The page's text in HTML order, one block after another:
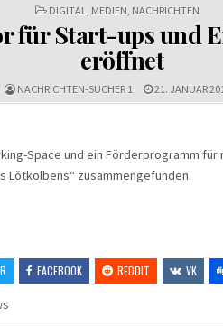
POSTED
DIGITAL MEDIEN NACHRICHTEN
für Start-ups und
eröffnet
NACHRICHTEN-SUCHER 1 21. JANUAR
Space und ein Förderprogramm
Lötkolbens“ zusammengefunden.
FACEBOOK REDDIT VK